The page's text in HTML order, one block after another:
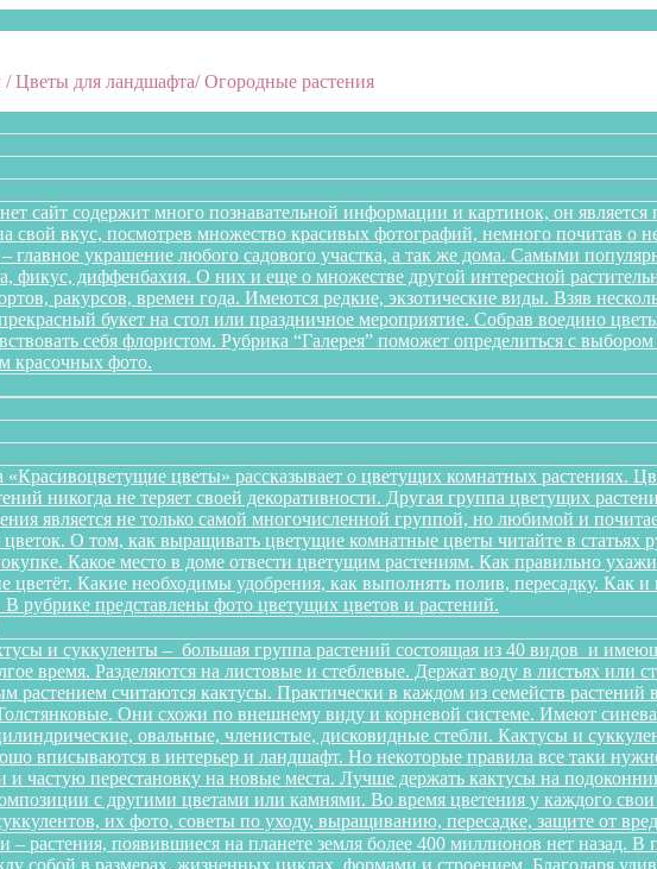
Цветы для ландшафта/ Огородные растения
сайт содержит много познавательной информации и картинок, он
свой вкус, посмотрев множество красивых фотографий, немного почитав о
главное украшение любого садового участка, а так же дома. Самыми
фикус, диффенбахия. О них и еще о множестве другой интересной
ракурсов, времен года. Имеются редкие, экзотические виды. Взяв
букет на стол или праздничное мероприятие. Собрав воедино
себя флористом. Рубрика “Галерея” поможет определиться с
красочных фото.
«Красивоцветущие цветы» рассказывает о цветущих комнатных растениях.
никогда не теряет своей декоративности. Другая группа цветущих
является не только самой многочисленной группой, но любимой и
О том, как выращивать цветущие комнатные цветы читайте в статьях
Какое место в доме отвести цветущим растениям. Как правильно
цветёт. Какие необходимы удобрения, как выполнять полив, пересадку. Как
В рубрике представлены фото цветущих цветов и растений.
и суккуленты – большая группа растений состоящая из 40 видов и
время. Разделяются на листовые и стеблевые. Держат воду в листьях
растением считаются кактусы. Практически в каждом из семейств
Они схожи по внешнему виду и корневой системе. Имеют
овальные, членистые, дисковидные стебли. Кактусы и
вписываются в интерьер и ландшафт. Но некоторые правила все таки
частую перестановку на новые места. Лучше держать кактусы на
с другими цветами или камнями. Во время цветения у каждого
их фото, советы по уходу, выращиванию, пересадке, защите от
– растения, появившиеся на планете земля более 400 миллионов нет назад.
собой в размерах, жизненных циклах, формами и строением. Благодаря